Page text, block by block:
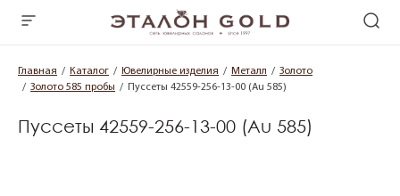
Главная Каталог Ювелирные изделия Металл
Золото
Золото 585 пробы
Пуссеты 42559-256-13-00 (Au 585)
Пуссеты 42559-256-13-00 (Au 585)